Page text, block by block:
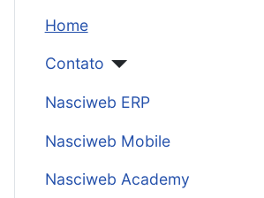
Home
Contato
Nasciweb ERP
Nasciweb Mobile
Nasciweb Academy